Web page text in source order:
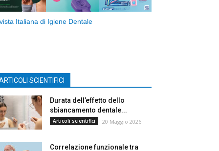
Italiana di Igiene Dentale
SCIENTIFICI
Durata dell’effetto dello
sbiancamento dentale...
Articoli scientifici 20 Maggio 2026
Correlazione funzionale tra